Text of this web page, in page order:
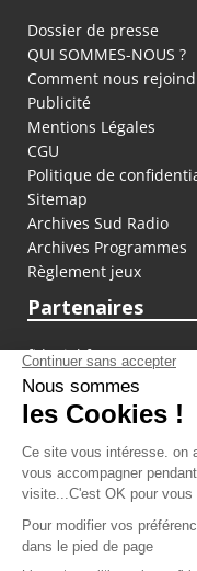
Dossier de presse
QUI SOMMES-NOUS ?
Comment nous
Publicité
Mentions Légales
CGU
Politique de
Sitemap
Archives Sud Radio
Archives Programmes
Règlement jeux
Partenaires
fiducial.fr
lyoncapitale.fr
olympique-et-
L'application
Les cookies